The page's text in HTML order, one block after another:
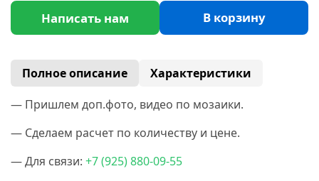
Написать нам В корзину
Полное описание
Характеристики
— Пришлем доп.фото, видео по мозаики.
— Сделаем расчет по количеству и цене.
— Для связи: +7(925) 880-09-55